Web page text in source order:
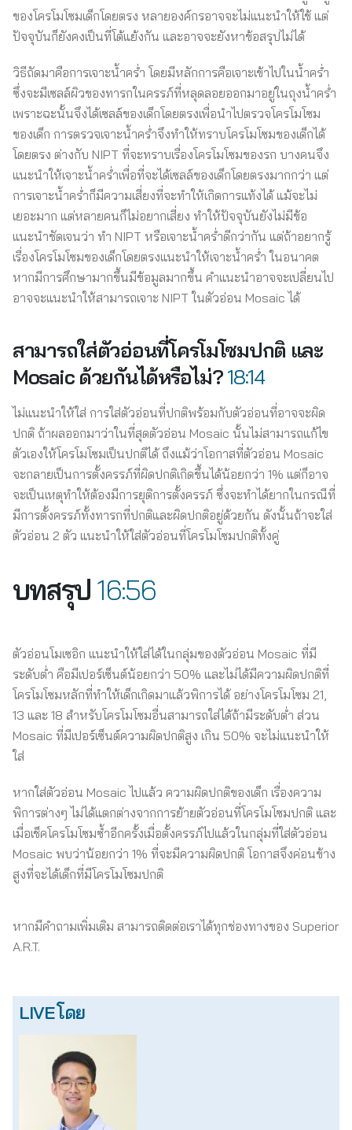
ของโครโมโซมเด็กโดยตรง หลายองค์กรอาจจะไม่แนะนำให้ใช้ แต่
ปัจจุบันก็ยังคงเป็นที่โต้แย้งกัน และอาจจะยังหาข้อสรุปไม่ได้
วิธีถัดมาคือการเจาะน้ำคร่ำ โดยมีหลักการคือเจาะเข้าไปในน้ำคร่ำ
ซึ่งจะมีเซลล์ผิวของทารกในครรภ์ที่หลุดลอยออกมาอยู่ในถุงน้ำคร่ำ
เพราะฉะนั้นจึงได้เซลล์ของเด็กโดยตรงเพื่อนำไปตรวจโครโมโซม
ของเด็ก การตรวจเจาะน้ำคร่ำจึงทำให้ทราบโครโมโซมของเด็กได้
โดยตรง ต่างกับ NIPT ที่จะทราบเรื่องโครโมโซมของรก บางคนจึง
แนะนำให้เจาะน้ำคร่ำเพื่อที่จะได้เซลล์ของเด็กโดยตรงมากกว่า แต่
การเจาะน้ำคร่ำก็มีความเสี่ยงที่จะทำให้เกิดการแท้งได้ แม้จะไม่
เยอะมาก แต่หลายคนก็ไม่อยากเสี่ยง ทำให้ปัจจุบันยังไม่มีข้อ
แนะนำชัดเจนว่า ทำ NIPT หรือเจาะน้ำคร่ำดีกว่ากัน แต่ถ้าอยากรู้
เรื่องโครโมโซมของเด็กโดยตรงแนะนำให้เจาะน้ำคร่ำ ในอนาคต
หากมีการศึกษามากขึ้นมีข้อมูลมากขึ้น คำแนะนำอาจจะเปลี่ยนไป
อาจจะแนะนำให้สามารถเจาะ NIPT ในตัวอ่อน Mosaic ได้
สามารถใส่ตัวอ่อนที่โครโมโซมปกติ และ
Mosaic ด้วยกันได้หรือไม่?18:14
ไม่แนะนำให้ใส่ การใส่ตัวอ่อนที่ปกติพร้อมกับตัวอ่อนที่อาจจะผิด
ปกติ ถ้าผลออกมาว่าในที่สุดตัวอ่อน Mosaic นั้นไม่สามารถแก้ไข
ตัวเองให้โครโมโซมเป็นปกติได้ ถึงแม้ว่าโอกาสที่ตัวอ่อน Mosaic
จะกลายเป็นการตั้งครรภ์ที่ผิดปกติเกิดขึ้นได้น้อยกว่า 1% แต่ก็อาจ
จะเป็นเหตุทำให้ต้องมีการยุติการตั้งครรภ์ ซึ่งจะทำได้ยากในกรณีที่
มีการตั้งครรภ์ทั้งทารกที่ปกติและผิดปกติอยู่ด้วยกัน ดังนั้นถ้าจะใส่
ตัวอ่อน 2 ตัว แนะนำให้ใส่ตัวอ่อนที่โครโมโซมปกติทั้งคู่
บทสรุป 16:56
ตัวอ่อนโมเซอิก แนะนำให้ใส่ได้ในกลุ่มของตัวอ่อน Mosaic ที่มี
ระดับต่ำ คือมีเปอร์เซ็นต์น้อยกว่า 50% และไม่ได้มีความผิดปกติที่
โครโมโซมหลักที่ทำให้เด็กเกิดมาแล้วพิการได้ อย่างโครโมโซม 21,
13 และ 18 สำหรับโครโมโซมอื่นสามารถใส่ได้ถ้ามีระดับต่ำ ส่วน
Mosaic ที่มีเปอร์เซ็นต์ความผิดปกติสูง เกิน 50% จะไม่แนะนำให้
ใส่
หากใส่ตัวอ่อน Mosaic ไปแล้ว ความผิดปกติของเด็ก เรื่องความ
พิการต่างๆ ไม่ได้แตกต่างจากการย้ายตัวอ่อนที่โครโมโซมปกติ และ
เมื่อเช็คโครโมโซมซ้ำอีกครั้งเมื่อตั้งครรภ์ไปแล้วในกลุ่มที่ใส่ตัวอ่อน
Mosaic พบว่าน้อยกว่า 1% ที่จะมีความผิดปกติ โอกาสจึงค่อนข้าง
สูงที่จะได้เด็กที่มีโครโมโซมปกติ
หากมีคำถามเพิ่มเติม สามารถติดต่อเราได้ทุกช่องทางของ Superior
A.R.T.
LIVE โดย